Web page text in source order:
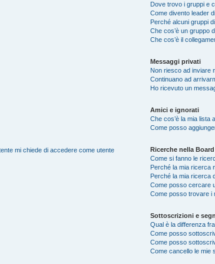
mi chiede di accedere come utente
Dove trovo i gruppi e
Come divento leader
Perché alcuni gruppi
Che cos’è un gruppo
Che cos’è il
Messaggi privati
Non riesco ad inviare
Continuano ad
Ho ricevuto un
Amici e ignorati
Che cos’è la mia lista
Come posso
Ricerche nella Board
Come si fanno le
Perché la mia ricerca
Perché la mia ricerca
Come posso cercare
Come posso trovare i
Sottoscrizioni e
Qual è la differenza
Come posso
Come posso
Come cancello le mie